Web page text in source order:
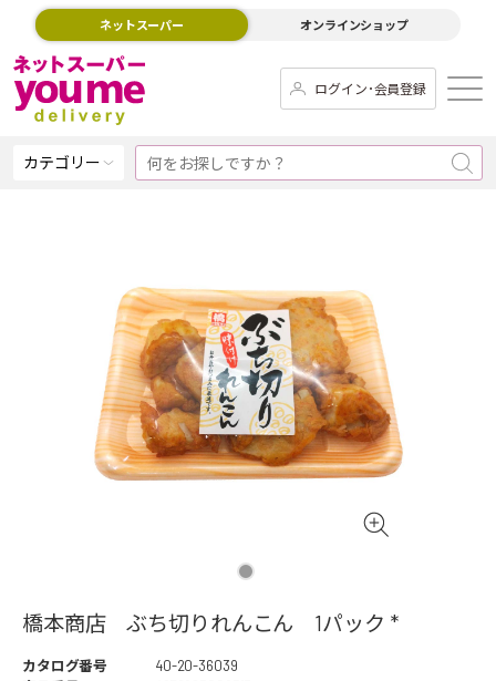
ネットスーパー オンラインショップ
ログイン･会員登録
カテゴリー
橋本商店 ぶち切りれんこん 1パック *
カタログ番号
40-20-36039